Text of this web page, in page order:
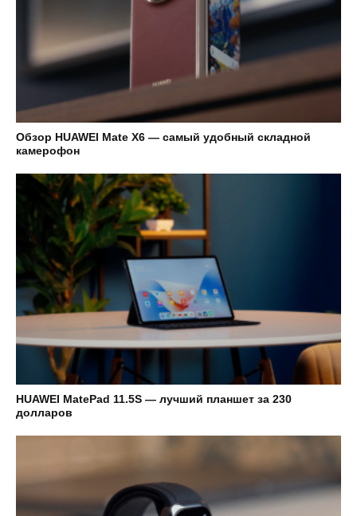
Обзор HUAWEI Mate X6 — самый удобный складной
камерофон
HUAWEI MatePad 11.5S — лучший планшет за 230
долларов